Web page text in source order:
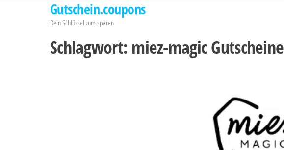
springen
Gutschein.coupons
Dein Schlüssel zum sparen
Schlagwort: miez-magic Gutscheine